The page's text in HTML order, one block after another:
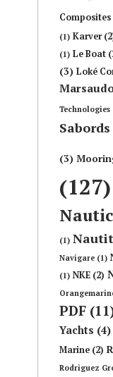
Composites
(1) Karver
(1) Le Boat
(3) Loké
Technologies
Sabords
(3)
(127)
Nautic
(1)
Navigare (1)
(1) NKE (2)
PDF
Yachts (4)
Marine (2)
Rodriguez